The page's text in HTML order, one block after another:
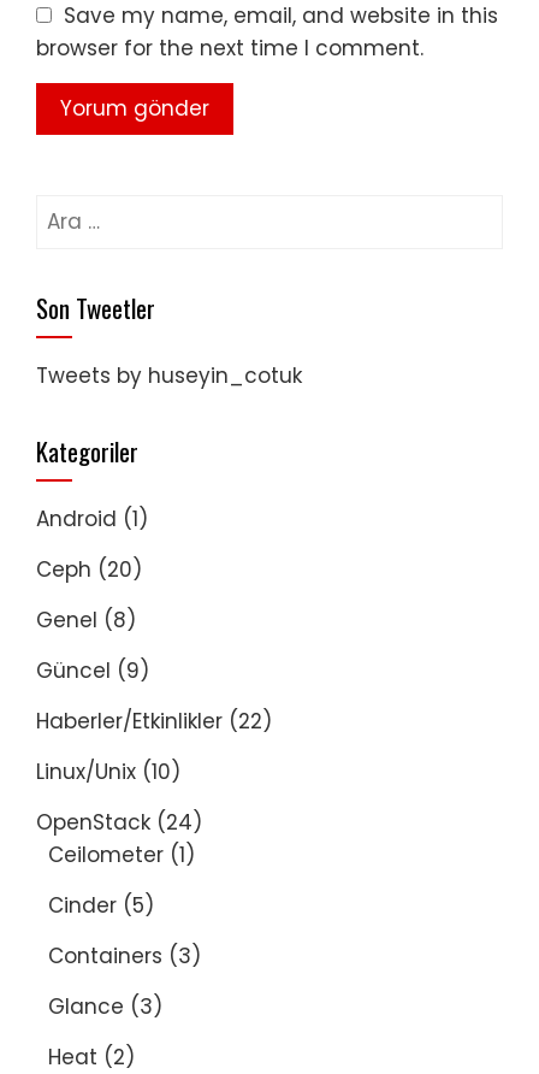
Save my name, email, and website in this
browser for the next time I comment.
Arama:
Son Tweetler
Tweets by huseyin_cotuk
Kategoriler
Android (1)
Ceph (20)
Genel (8)
Güncel (9)
Haberler/Etkinlikler (22)
Linux/Unix (10)
OpenStack (24)
Ceilometer (1)
Cinder (5)
Containers (3)
Glance (3)
Heat (2)